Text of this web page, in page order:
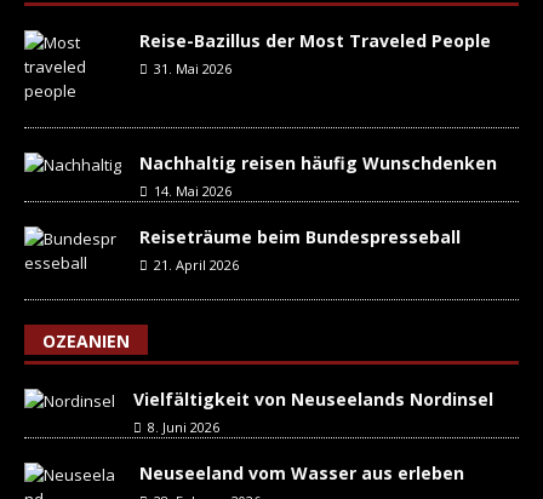
Reise-Bazillus der Most Traveled People
31. Mai 2026
Nachhaltig reisen häufig Wunschdenken
14. Mai 2026
Reiseträume beim Bundespresseball
21. April 2026
OZEANIEN
Vielfältigkeit von Neuseelands Nordinsel
8. Juni 2026
Neuseeland vom Wasser aus erleben